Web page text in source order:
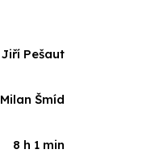
Jiří Pešaut
Milan Šmíd
8 h 1 min